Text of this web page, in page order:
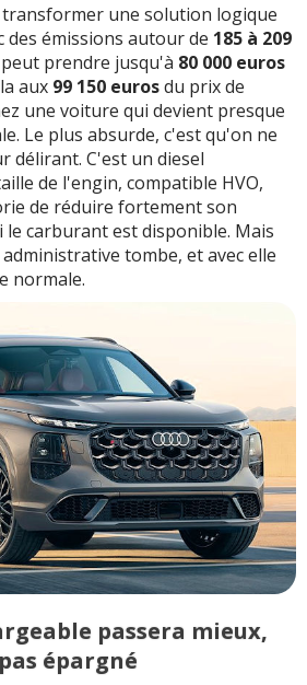
transformer une solution logique
des émissions autour de 185 à 209
peut prendre jusqu'à 80 000 euros
aux 99 150 eurosdu prix de
une voiture qui devient presque
Le plus absurde, c'est qu'on ne
délirant. C'est un diesel
de l'engin, compatible HVO,
de réduire fortement son
carburant est disponible. Mais
tombe, et avec elle
normale.
passera mieux,
épargné